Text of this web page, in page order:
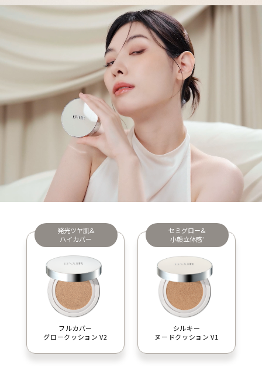
発光ツヤ肌&
ハイカバー
フルカバー
グロークッション V2
セミグロー&
小顔立体感*
シルキー
ヌードクッション V1